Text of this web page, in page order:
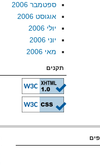
ספטמבר 2006
אוגוסט 2006
יולי 2006
יוני 2006
מאי 2006
תקנים